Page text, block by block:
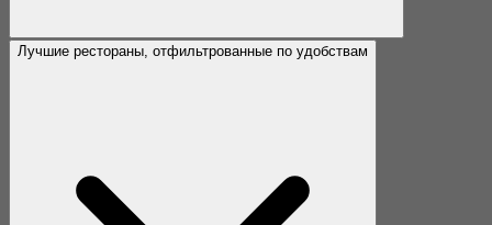
Лучшие рестораны, отфильтрованные по удобствам